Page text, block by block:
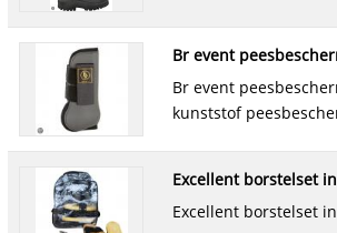
br event
br event peesbeschermers passend bij de br event sjabrakken.
kunststof
excellent borstelset
excellent borstelset